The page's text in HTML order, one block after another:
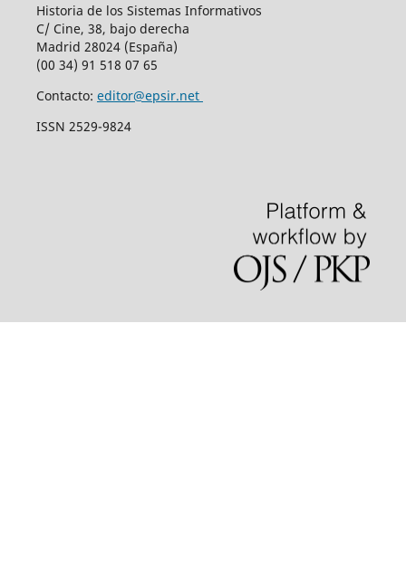
Historia de los Sistemas Informativos
C/ Cine, 38, bajo derecha
Madrid 28024 (España)
(00 34) 91 518 07 65
Contacto: editor@epsir.net
ISSN 2529-9824